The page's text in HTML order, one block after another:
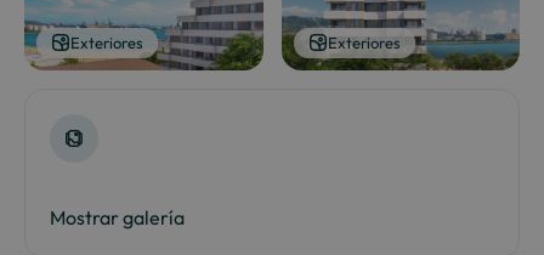
Exteriores Exteriores
Mostrar galería